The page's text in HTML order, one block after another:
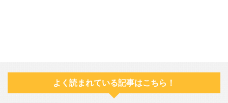
よく読まれている記事はこちら！